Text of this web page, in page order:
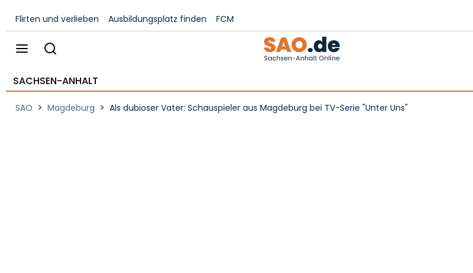
Flirten und verlieben Ausbildungsplatz finden FCM
SACHSEN-ANHALT
SAO > Magdeburg > Als dubioser Vater: Schauspieler aus Magdeburg bei TV-Serie "Unter Uns"